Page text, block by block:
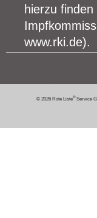
hierzu
www.rki.de).
© 2026 Rote Liste®Service